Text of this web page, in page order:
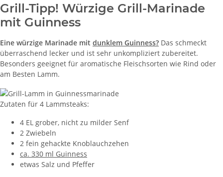
Grill-Tipp! Würzige Grill-Marinade
mit Guinness
Eine würzige Marinade mit dunklem Guinness? Das schmeckt
überraschend lecker und ist sehr unkompliziert zubereitet.
Besonders geeignet für aromatische Fleischsorten wie Rind oder
am Besten Lamm.
Zutaten für 4 Lammsteaks:
4 EL grober, nicht zu milder Senf
2 Zwiebeln
2 fein gehackte Knoblauchzehen
ca. 330 ml Guinness
etwas Salz und Pfeffer